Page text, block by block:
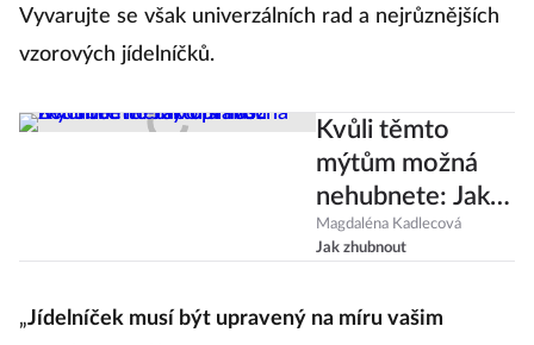
Vyvarujte se však univerzálních rad a nejrůznějších
vzorových jídelníčků.
Kvůli těmto
mýtům možná
nehubnete: Jak
opravdu zrychlíte
metabolismus?
Magdaléna Kadlecová
Jak zhubnout
„Jídelníček musí být upravený na míru vašim